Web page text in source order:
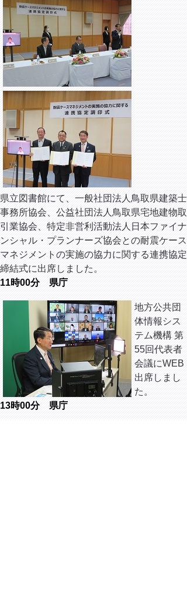
県立図書館にて、一般社団法人鳥取県建築士
事務所協会、公益社団法人鳥取県宅地建物取
引業協会、特定非営利活動法人日本ファイナ
ンシャル・プランナーズ協会との耐震ケース
マネジメントの実施の協力に関する連携協定
締結式に出席しました。
11時00分 県庁
地方公共団
体情報シス
テム機構 第
55回代表者
会議にWEB
出席しまし
た。
13時00分 県庁